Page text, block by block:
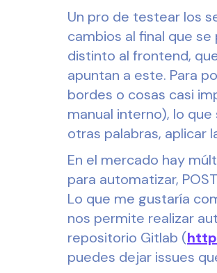
Un pro de testear los
cambios al final que
distinto al frontend,
apuntan a este. Para
bordes o cosas casi
manual interno), lo
otras palabras, aplicar
En el mercado hay
para automatizar,
Lo que me gustaría
nos permite realizar
repositorio Gitlab (
puedes dejar issues